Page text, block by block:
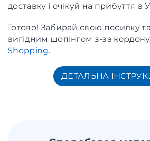
доставку і очікуй на прибуття в
Готово! Забирай свою посилку
вигідним шопінгом з-за
Shopping.
ДЕТАЛЬНА